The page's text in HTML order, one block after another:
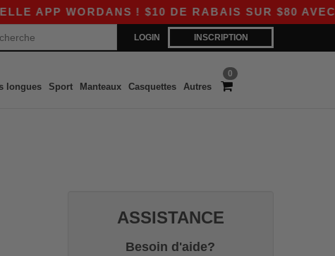
APP WORDANS ! $10 DE RABAIS SUR $80 AVEC
LOGIN INSCRIPTION
0
longues Sport Manteaux Casquettes Autres
ASSISTANCE
Besoin d'aide?